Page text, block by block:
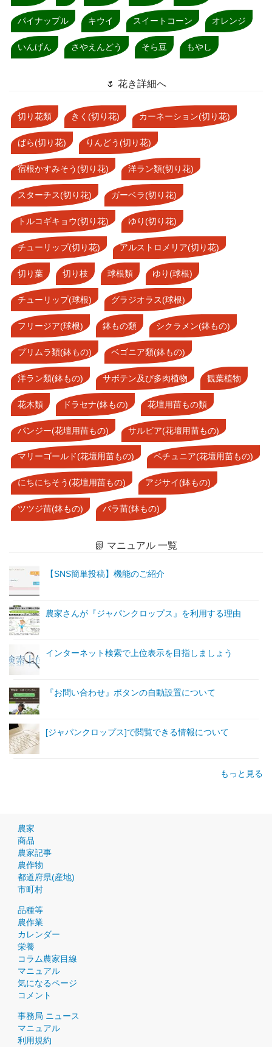
パイナップル キウイ スイートコーン オレンジ
いんげん さやえんどう そら豆 もやし
🌷 花き詳細へ
切り花類 きく(切り花) カーネーション(切り花)
ばら(切り花) りんどう(切り花)
宿根かすみそう(切り花) 洋ラン類(切り花)
スターチス(切り花) ガーベラ(切り花)
トルコギキョウ(切り花) ゆり(切り花)
チューリップ(切り花) アルストロメリア(切り花)
切り葉 切り枝 球根類 ゆり(球根)
チューリップ(球根) グラジオラス(球根)
フリージア(球根) 鉢もの類 シクラメン(鉢もの)
プリムラ類(鉢もの) ベゴニア類(鉢もの)
洋ラン類(鉢もの) サボテン及び多肉植物 観葉植物
花木類 ドラセナ(鉢もの) 花壇用苗もの類
パンジー(花壇用苗もの) サルビア(花壇用苗もの)
マリーゴールド(花壇用苗もの) ペチュニア(花壇用苗もの)
にちにちそう(花壇用苗もの) アジサイ(鉢もの)
ツツジ苗(鉢もの) バラ苗(鉢もの)
📗 マニュアル 一覧
【SNS簡単投稿】機能のご紹介
農家さんが『ジャパンクロップス』を利用する理由
インターネット検索で上位表示を目指しましょう
『お問い合わせ』ボタンの自動設置について
[ジャパンクロップス]で閲覧できる情報について
もっと見る
農家
商品
農家記事
農作物
都道府県(産地)
市町村
品種等
農作業
カレンダー
栄養
コラム農家目線
マニュアル
気になるページ
コメント
事務局 ニュース
マニュアル
利用規約